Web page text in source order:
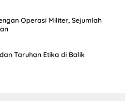
Operasi Militer, Sejumlah
Taruhan Etika di Balik